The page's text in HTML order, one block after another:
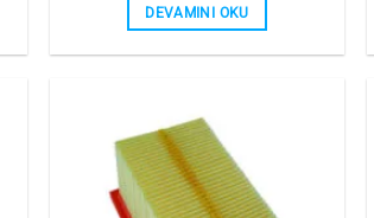
DEVAMINI OKU